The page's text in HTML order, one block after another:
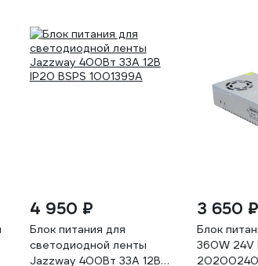
4 950 ₽
Блок питания для
светодиодной ленты
Jazzway 400Вт 33А 12В
3 650 ₽
Блок
360W 24V